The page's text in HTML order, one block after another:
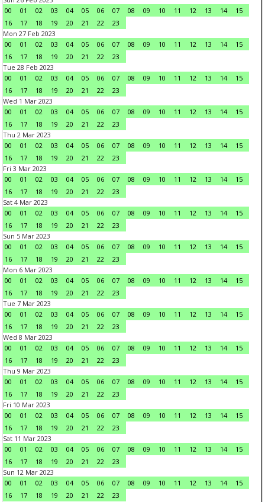
00
01 02 03 04 05 06 07 08 09 10 11 12 13 14
15
16
17 18 19 20 21 22
23
Mon 27 Feb 2023
00
01 02 03 04 05 06 07 08 09 10 11 12 13 14
15
16
17 18 19 20 21 22
23
Tue 28 Feb 2023
00
01 02 03 04 05 06 07 08 09 10 11 12 13 14
15
16
17 18 19 20 21 22
23
Wed 1 Mar 2023
00
01 02 03 04 05 06 07 08 09 10 11 12 13 14
15
16
17 18 19 20 21 22
23
Thu 2 Mar 2023
00
01 02 03 04 05 06 07 08 09 10 11 12 13 14
15
16
17 18 19 20 21 22
23
Fri 3 Mar 2023
00
01 02 03 04 05 06 07 08 09 10 11 12 13 14
15
16
17 18 19 20 21 22
23
Sat 4 Mar 2023
00
01 02 03 04 05 06 07 08 09 10 11 12 13 14
15
16
17 18 19 20 21 22
23
Sun 5 Mar 2023
00
01 02 03 04 05 06 07 08 09 10 11 12 13 14
15
16
17 18 19 20 21 22
23
Mon 6 Mar 2023
00
01 02 03 04 05 06 07 08 09 10 11 12 13 14
15
16
17 18 19 20 21 22
23
Tue 7 Mar 2023
00
01 02 03 04 05 06 07 08 09 10 11 12 13 14
15
16
17 18 19 20 21 22
23
Wed 8 Mar 2023
00
01 02 03 04 05 06 07 08 09 10 11 12 13 14
15
16
17 18 19 20 21 22
23
Thu 9 Mar 2023
00
01 02 03 04 05 06 07 08 09 10 11 12 13 14
15
16
17 18 19 20 21 22
23
Fri 10 Mar 2023
00
01 02 03 04 05 06 07 08 09 10 11 12 13 14
15
16
17 18 19 20 21 22
23
Sat 11 Mar 2023
00
01 02 03 04 05 06 07 08 09 10 11 12 13 14
15
16
17 18 19 20 21 22
23
Sun 12 Mar 2023
00
01 02 03 04 05 06 07 08 09 10 11 12 13 14
15
16
17 18 19 20 21 22
23